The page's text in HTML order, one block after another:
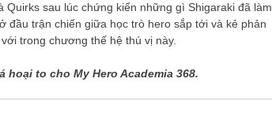
sau lúc chứng kiến ​​những gì Shigaraki đã làm
đầu trận chiến giữa học trò hero sắp tới và kẻ phản
trong chương thế hệ thú vị này.
to cho My Hero Academia 368.